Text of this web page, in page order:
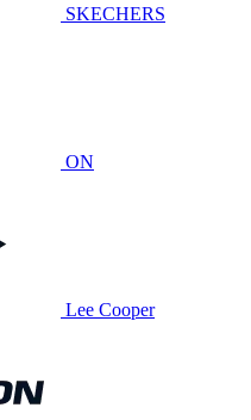
SKECHERS
ON
Lee Cooper